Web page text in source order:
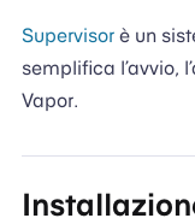
Supervisorè un
semplifica l’avvio,
Vapor.